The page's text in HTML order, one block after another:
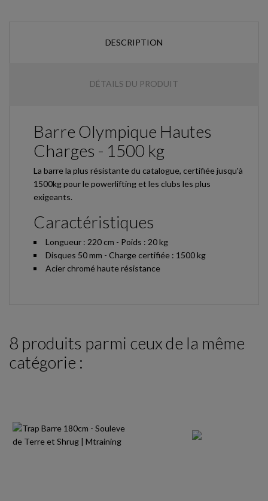
DESCRIPTION
DÉTAILS DU PRODUIT
Barre Olympique Hautes
Charges - 1500 kg
La barre la plus résistante du catalogue, certifiée jusqu'à
1500kg pour le powerlifting et les clubs les plus
exigeants.
Caractéristiques
Longueur : 220 cm - Poids : 20 kg
Disques 50 mm - Charge certifiée : 1500 kg
Acier chromé haute résistance
8 produits parmi ceux de la même
catégorie :